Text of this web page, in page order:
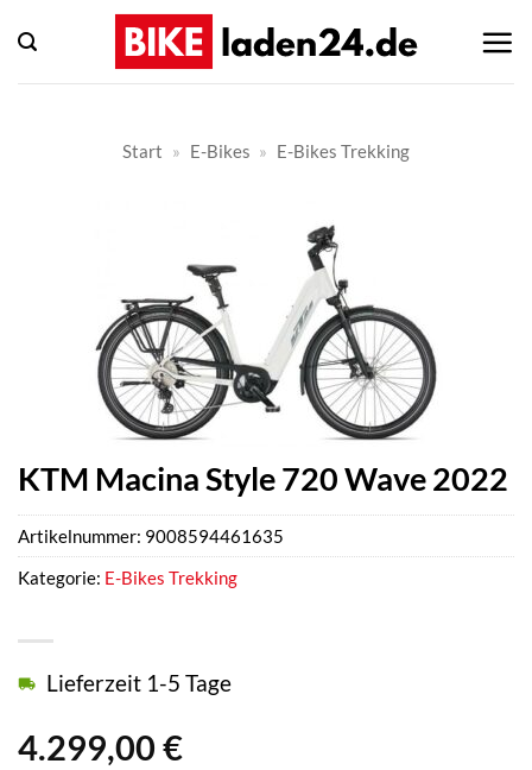
Inhalt
springen
Start » E-Bikes » E-Bikes Trekking
KTM Macina Style 720 Wave 2022
4.299,00 €
Lieferzeit 1-5 Tage
Artikelnummer: 9008594461635
Kategorie: E-Bikes Trekking